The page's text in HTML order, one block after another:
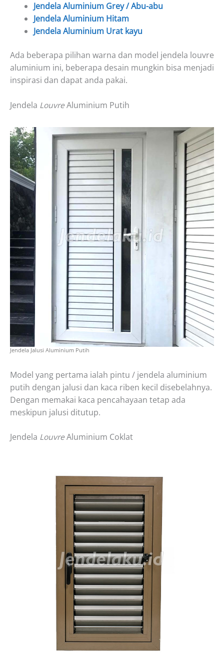
Jendela Aluminium Grey / Abu-abu
Jendela Aluminium Hitam
Jendela Aluminium Urat kayu
Ada beberapa pilihan warna dan model jendela louvre
aluminium ini, beberapa desain mungkin bisa menjadi
inspirasi dan dapat anda pakai.
Jendela LouvreAluminium Putih
Jendela Jalusi Aluminium Putih
Model yang pertama ialah pintu / jendela aluminium
putih dengan jalusi dan kaca riben kecil disebelahnya.
Dengan memakai kaca pencahayaan tetap ada
meskipun jalusi ditutup.
Jendela LouvreAluminium Coklat